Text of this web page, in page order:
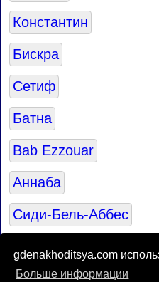
gdenakhoditsya.com
Больше информации
Константин
Бискра
Сетиф
Батна
Bab Ezzouar
Аннаба
Сиди-Бель-Аббес
Источники:
• База для карты природных зон
Паттерсоном, картографом.